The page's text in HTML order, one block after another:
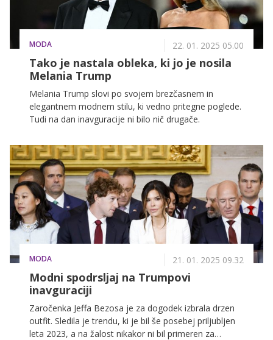
MODA 22. 01. 2025 05.00
Tako je nastala obleka, ki jo je nosila
Melania Trump
Melania Trump slovi po svojem brezčasnem in
elegantnem modnem stilu, ki vedno pritegne poglede.
Tudi na dan inavguracije ni bilo nič drugače.
MODA 21. 01. 2025 09.32
Modni spodrsljaj na Trumpovi
inavguraciji
Zaročenka Jeffa Bezosa je za dogodek izbrala drzen
outfit. Sledila je trendu, ki je bil še posebej priljubljen
leta 2023, a na žalost nikakor ni bil primeren za